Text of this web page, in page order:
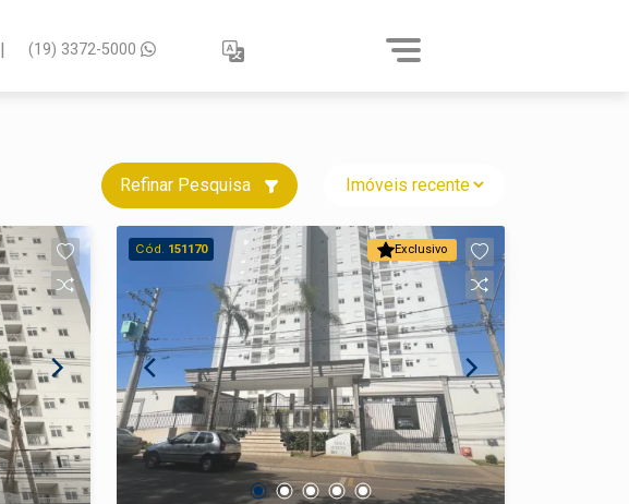
| (19) 3372-5000
Refinar Pesquisa
Exclusivo
Cód. 151170